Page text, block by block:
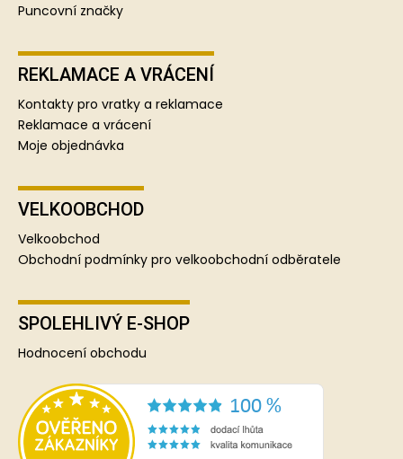
Puncovní značky
REKLAMACE A VRÁCENÍ
Kontakty pro vratky a reklamace
Reklamace a vrácení
Moje objednávka
VELKOOBCHOD
Velkoobchod
Obchodní podmínky pro velkoobchodní odběratele
SPOLEHLIVÝ E-SHOP
Hodnocení obchodu